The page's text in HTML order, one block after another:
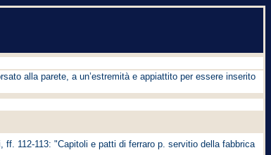
alla parete, a un’estremità e appiattito per essere inserito
112-113: "Capitoli e patti di ferraro p. servitio della fabbrica